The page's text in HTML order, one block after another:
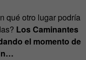
qué otro lugar podría
Los Caminantes
el momento de